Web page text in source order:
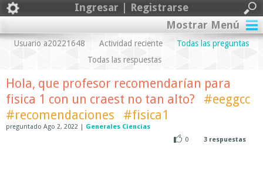
Ingresar | Registrarse
Mostrar Menú
Usuario a20221648 Actividad reciente
Todas las preguntas
Todas las respuestas
Hola, que profesor recomendarían para
fisica 1 con un craest no tan alto?
#eeggcc
#recomendaciones
#fisica1
preguntado Ago 2, 2022 | Generales Ciencias
0
3 respuestas